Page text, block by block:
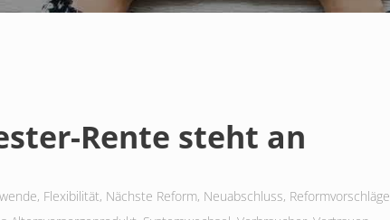
Rente steht an
, Flexibilität, Nächste Reform, Neuabschluss, Reformvorschläge